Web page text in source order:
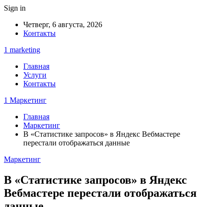
Sign in
Четверг, 6 августа, 2026
Контакты
1 marketing
Главная
Услуги
Контакты
1 Маркетинг
Главная
Маркетинг
В «Статистике запросов» в Яндекс Вебмастере
перестали отображаться данные
Маркетинг
В «Статистике запросов» в Яндекс
Вебмастере перестали отображаться